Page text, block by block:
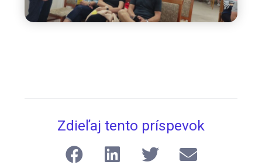
Zdieľaj tento príspevok